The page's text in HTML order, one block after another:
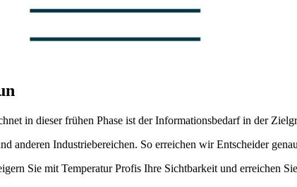
in dieser frühen Phase ist der Informationsbedarf in der
anderen Industriebereichen. So erreichen wir Entscheider
Sie mit Temperatur Profis Ihre Sichtbarkeit und erreichen